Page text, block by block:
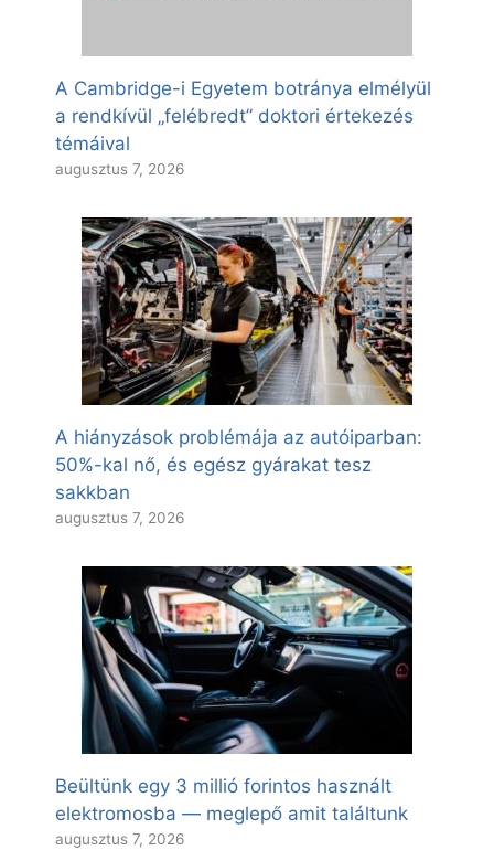
A Cambridge-i Egyetem botránya elmélyül
a rendkívül „felébredt” doktori értekezés
témáival
augusztus 7, 2026
A hiányzások problémája az autóiparban:
50%-kal nő, és egész gyárakat tesz
sakkban
augusztus 7, 2026
Beültünk egy 3 millió forintos használt
elektromosba — meglepő amit találtunk
augusztus 7, 2026